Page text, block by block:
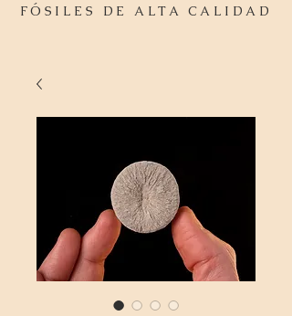
FÓSILES DE ALTA CALIDAD